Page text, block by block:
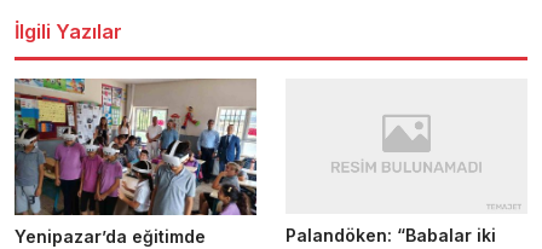
İlgili Yazılar
Yenipazar’da eğitimde
Palandöken: “Babalar iki